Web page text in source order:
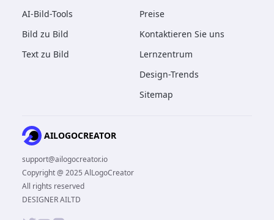
AI-Bild-Tools
Bild zu Bild
Text zu Bild
Preise
Kontaktieren Sie uns
Lernzentrum
Design-Trends
Sitemap
AILOGOCREATOR
support@ailogocreator.io
Copyright @ 2025 AlLogoCreator
All rights reserved
DESIGNER AILTD